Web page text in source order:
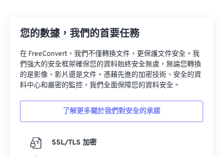
您的數據，我們的首要任務
在 FreeConvert，我們不僅轉換文件，更保護文件安全。我
們強大的安全框架確保您的資料始終安全無虞，無論您轉換
的是影像、影片還是文件。憑藉先進的加密技術、安全的資
料中心和嚴密的監控，我們全面保障您的資料安全。
了解更多關於我們對安全的承諾
SSL/TLS 加密